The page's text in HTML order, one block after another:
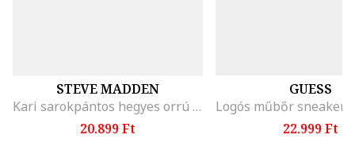
STEVE MADDEN
Kari sarokpántos hegyes orrú cipő, Fekete
20.899 Ft
GUESS
22.999 Ft